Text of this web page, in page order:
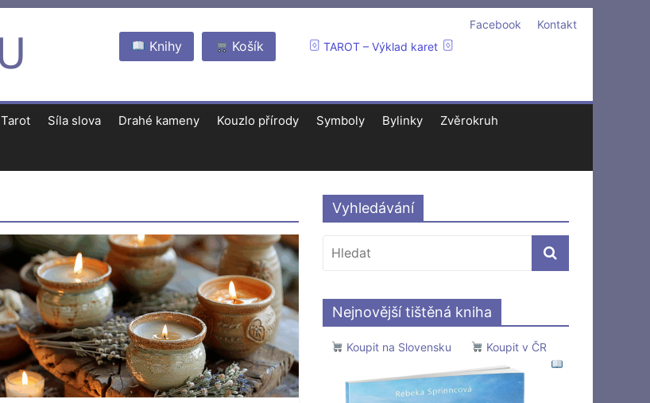
Kontakt
Facebook
TAROT – Výklad karet
Košík
Knihy
Tarot Síla slova Drahé kameny Kouzlo přírody Symboly Bylinky Zvěrokruh
Vyhledávání
Nejnovější tištěná kniha
Koupit na Slovensku Koupit v ČR